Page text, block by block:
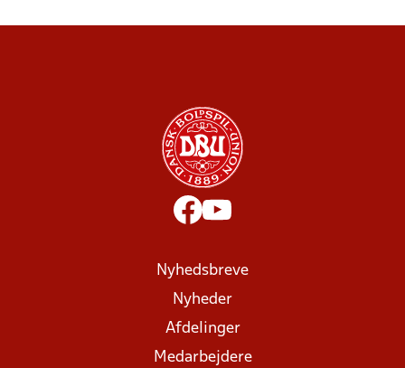
Nyhedsbreve
Nyheder
Afdelinger
Medarbejdere